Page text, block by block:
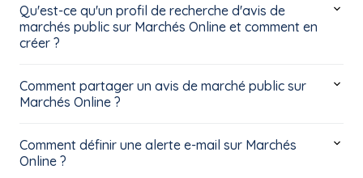
Qu'est-ce qu'un profil de recherche d'avis de
marchés public sur Marchés Online et comment en
créer ?
Comment partager un avis de marché public sur
Marchés Online ?
Comment définir une alerte e-mail sur Marchés
Online ?